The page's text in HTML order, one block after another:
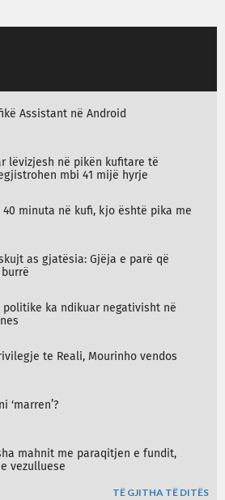
Assistant në Android
lëvizjesh në pikën kufitare të
mbi 41 mijë hyrje
minuta në kufi, kjo është pika me
as gjatësia: Gjëja e parë që
politike ka ndikuar negativisht në
te Reali, Mourinho vendos
‘marren’?
mahnit me paraqitjen e fundit,
vezulluese
TË GJITHA TË DITËS